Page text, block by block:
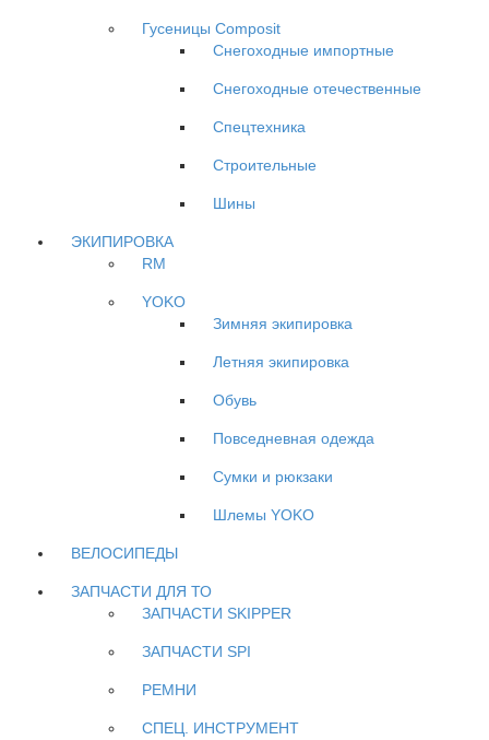
Гусеницы Composit
Снегоходные импортные
Снегоходные отечественные
Спецтехника
Строительные
Шины
ЭКИПИРОВКА
RM
YOKO
Зимняя экипировка
Летняя экипировка
Обувь
Повседневная одежда
Сумки и рюкзаки
Шлемы YOKO
ВЕЛОСИПЕДЫ
ЗАПЧАСТИ ДЛЯ ТО
ЗАПЧАСТИ SKIPPER
ЗАПЧАСТИ SPI
РЕМНИ
СПЕЦ. ИНСТРУМЕНТ